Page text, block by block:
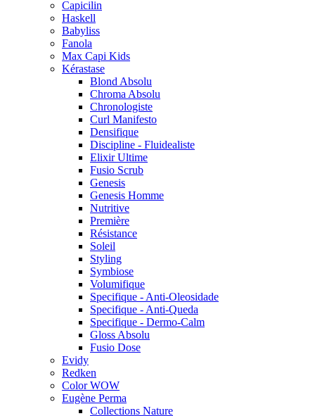
Capicilin
Haskell
Babyliss
Fanola
Max Capi Kids
Kérastase
Blond Absolu
Chroma Absolu
Chronologiste
Curl Manifesto
Densifique
Discipline - Fluidealiste
Elixir Ultime
Fusio Scrub
Genesis
Genesis Homme
Nutritive
Première
Résistance
Soleil
Styling
Symbiose
Volumifique
Specifique - Anti-Oleosidade
Specifique - Anti-Queda
Specifique - Dermo-Calm
Gloss Absolu
Fusio Dose
Evidy
Redken
Color WOW
Eugène Perma
Collections Nature